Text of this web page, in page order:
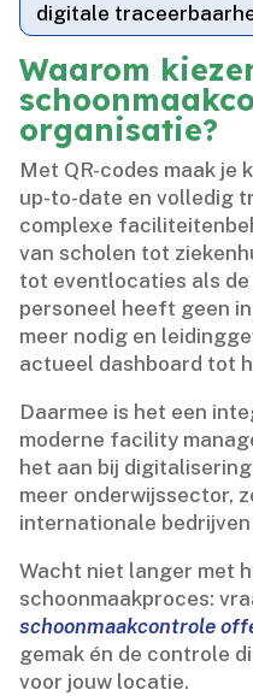
digitale
Waarom
organisatie?
Met QR-codes maak
up-to-date en volledig
complexe
van scholen tot
tot eventlocaties als
personeel heeft geen
meer nodig en
actueel dashboard tot
Daarmee is het een
moderne facility
het aan bij
meer onderwijssector,
internationale bedrijven
Wacht niet langer met
schoonmaakproces:
schoonmaakcontrole
gemak én de controle
voor jouw locatie.​